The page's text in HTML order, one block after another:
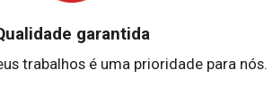
garantida
trabalhos é uma prioridade para nós.